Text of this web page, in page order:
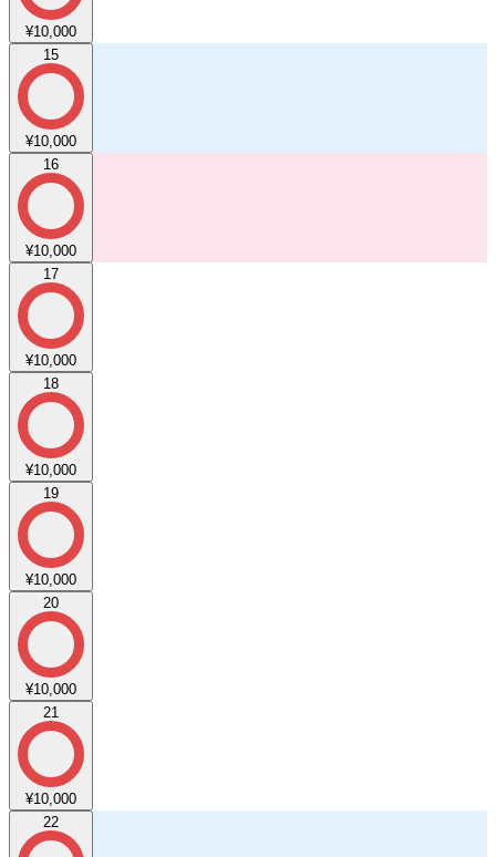
¥10,000
15
¥10,000
16
¥10,000
17
¥10,000
18
¥10,000
19
¥10,000
20
¥10,000
21
¥10,000
22